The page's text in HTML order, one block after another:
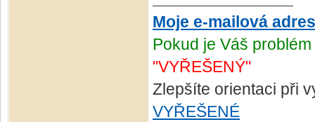
Moje e-mailová
Pokud je Váš
"VYŘEŠENÝ"
Zlepšíte orientaci při
VYŘEŠENÉ